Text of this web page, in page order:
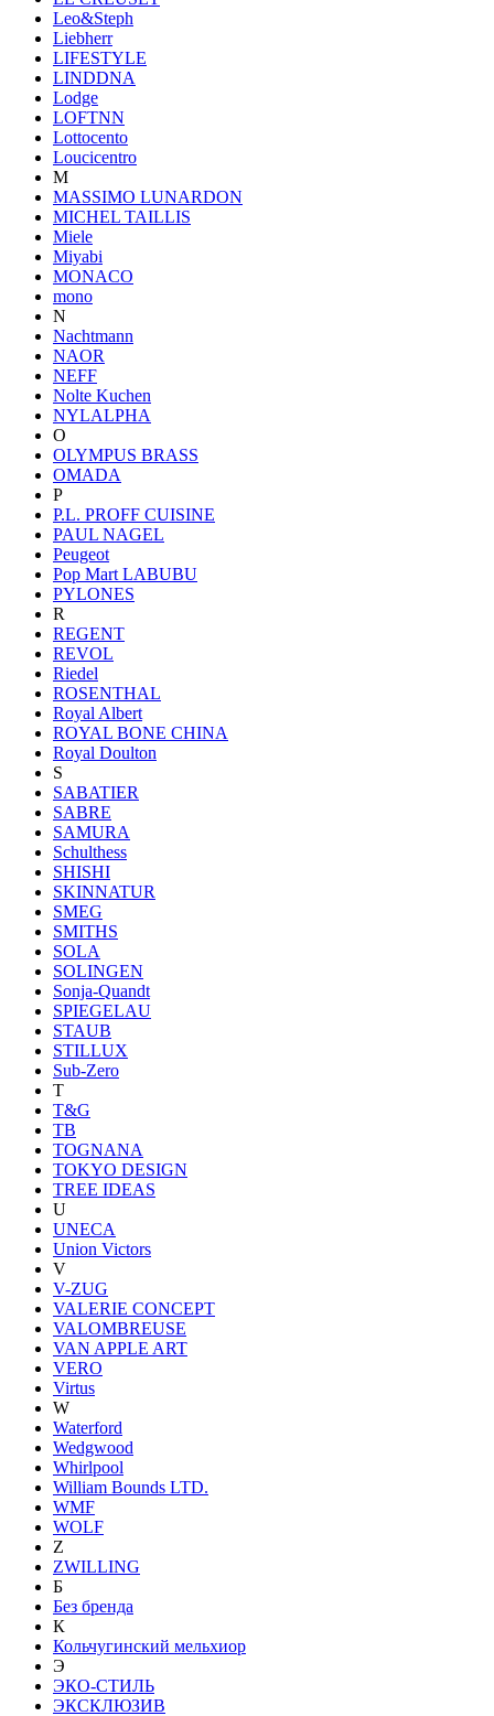
Leo&Steph
Liebherr
LIFESTYLE
LINDDNA
Lodge
LOFTNN
Lottocento
Loucicentro
M
MASSIMO LUNARDON
MICHEL TAILLIS
Miele
Miyabi
MONACO
mono
N
Nachtmann
NAOR
NEFF
Nolte Kuchen
NYLALPHA
O
OLYMPUS BRASS
OMADA
P
P.L. PROFF CUISINE
PAUL NAGEL
Peugeot
Pop Mart LABUBU
PYLONES
R
REGENT
REVOL
Riedel
ROSENTHAL
Royal Albert
ROYAL BONE CHINA
Royal Doulton
S
SABATIER
SABRE
SAMURA
Schulthess
SHISHI
SKINNATUR
SMEG
SMITHS
SOLA
SOLINGEN
Sonja-Quandt
SPIEGELAU
STAUB
STILLUX
Sub-Zero
T
T&G
TB
TOGNANA
TOKYO DESIGN
TREE IDEAS
U
UNECA
Union Victors
V
V-ZUG
VALERIE CONCEPT
VALOMBREUSE
VAN APPLE ART
VERO
Virtus
W
Waterford
Wedgwood
Whirlpool
William Bounds LTD.
WMF
WOLF
Z
ZWILLING
Б
Без бренда
К
Кольчугинский мельхиор
Э
ЭКО-СТИЛЬ
ЭКСКЛЮЗИВ